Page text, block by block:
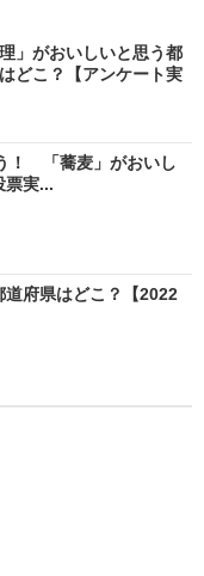
理」がおいしいと思う都
どこ？【アンケート実
！ 「蕎麦」がおいし
票実...
道府県はどこ？【2022